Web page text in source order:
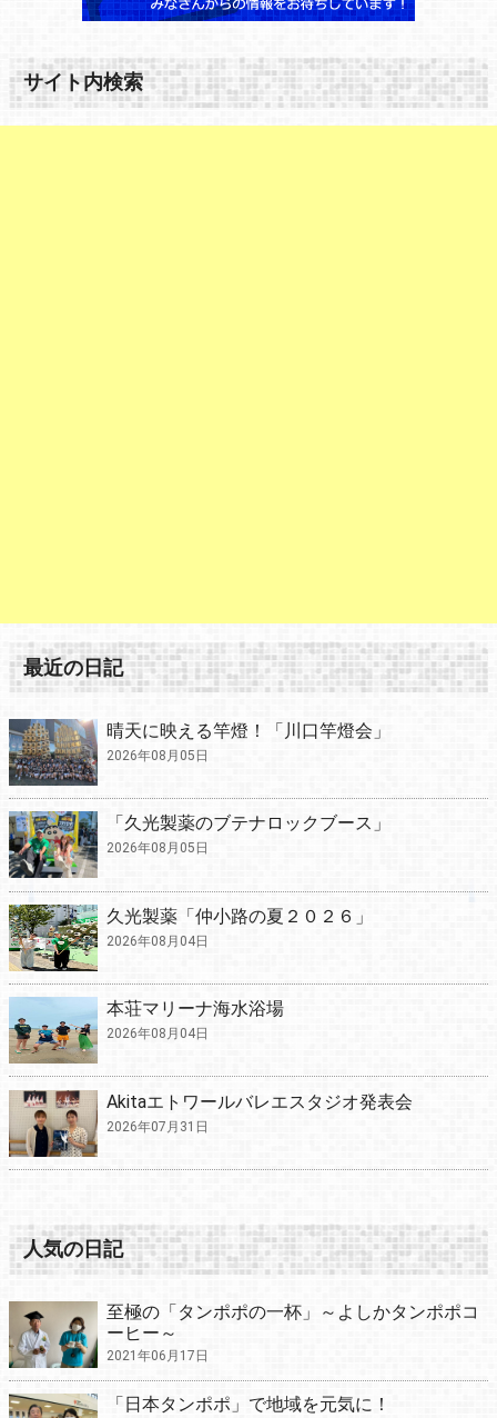
サイト内検索
最近の日記
晴天に映える竿燈！「川口竿燈会」
2026年08月05日
「久光製薬のブテナロックブース」
2026年08月05日
久光製薬「仲小路の夏２０２６」
2026年08月04日
本荘マリーナ海水浴場
2026年08月04日
Akitaエトワールバレエスタジオ発表会
2026年07月31日
人気の日記
至極の「タンポポの一杯」～よしかタンポポコ
ーヒー～
2021年06月17日
「日本タンポポ」で地域を元気に！